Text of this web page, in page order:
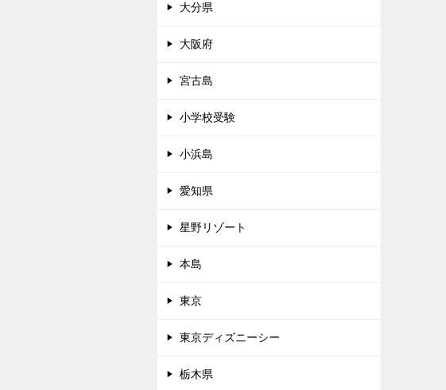
大分県
大阪府
宮古島
小学校受験
小浜島
愛知県
星野リゾート
本島
東京
東京ディズニーシー
栃木県